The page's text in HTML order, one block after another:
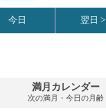
今日 翌日 >
満月カレンダー
次の満月・今日の月齢